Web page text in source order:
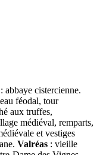
abbaye cistercienne.
féodal, tour
aux truffes,
médiéval, remparts,
et vestiges
Valréas : vieille